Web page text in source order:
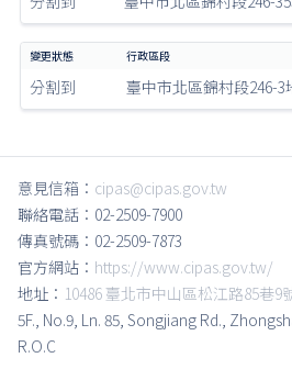
分割到 臺中市北區錦村段246-3
意見信箱： cipas@cipas.gov.tw
聯絡電話：02-2509-7900
傳真號碼：02-2509-7873
官方網站： https://www.cipas.gov.tw/
地址： 10486 臺北市中山區松江路85巷9
5F., No.9, Ln. 85, Songjiang Rd.,
R.O.C